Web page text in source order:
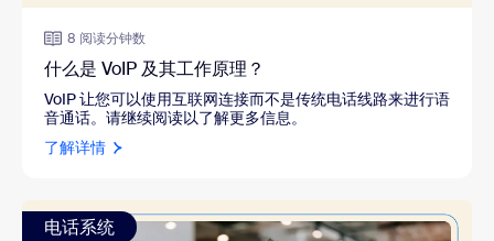
8 阅读分钟数
什么是 VoIP 及其工作原理？
VoIP 让您可以使用互联网连接而不是传统电话线路来进行语
音通话。请继续阅读以了解更多信息。
了解详情
电话系统